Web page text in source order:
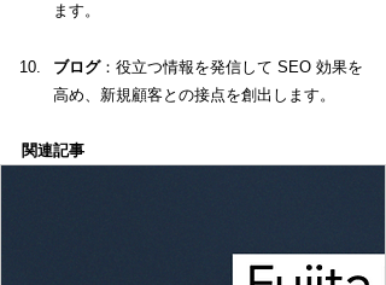
ます。
ブログ：役立つ情報を発信して SEO 効果を
高め、新規顧客との接点を創出します。
関連記事